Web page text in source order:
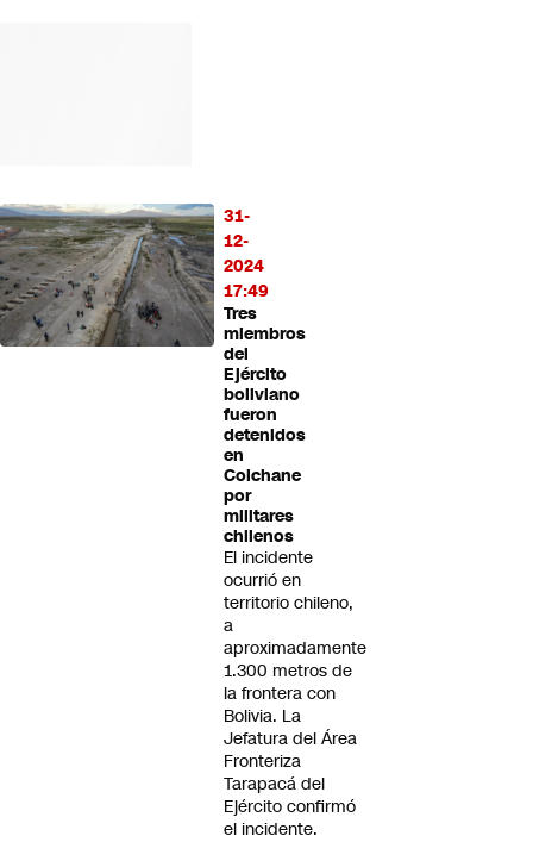
31-
12-
2024
17:49
Tres
miembros
del
Ejército
boliviano
fueron
detenidos
en
Colchane
por
militares
chilenos
El incidente
ocurrió en
territorio chileno,
a
aproximadamente
1.300 metros de
la frontera con
Bolivia. La
Jefatura del Área
Fronteriza
Tarapacá del
Ejército confirmó
el incidente.